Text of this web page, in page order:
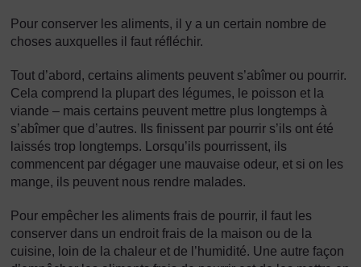
Pour conserver les aliments, il y a un certain nombre de
choses auxquelles il faut réfléchir.
Tout d’abord, certains aliments peuvent s’abîmer ou pourrir.
Cela comprend la plupart des légumes, le poisson et la
viande – mais certains peuvent mettre plus longtemps à
s’abîmer que d’autres. Ils finissent par pourrir s’ils ont été
laissés trop longtemps. Lorsqu’ils pourrissent, ils
commencent par dégager une mauvaise odeur, et si on les
mange, ils peuvent nous rendre malades.
Pour empêcher les aliments frais de pourrir, il faut les
conserver dans un endroit frais de la maison ou de la
cuisine, loin de la chaleur et de l’humidité. Une autre façon